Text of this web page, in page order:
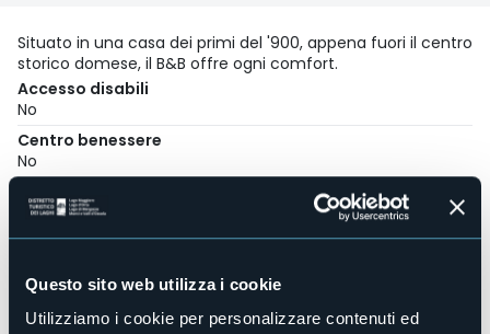
Questo sito web utilizza i cookie
Utilizziamo i cookie per personalizzare contenuti ed
Situato in una casa dei primi del '900, appena fuori il centro
storico domese, il B&B offre ogni comfort.
Accesso disabili
No
Centro benessere
No
No
Piscina
Animali ammessi
Sì